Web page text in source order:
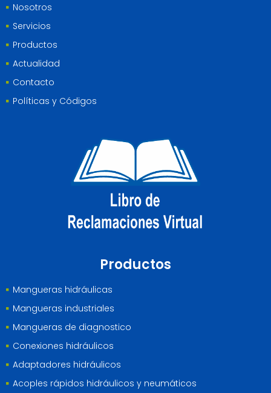
Nosotros
Servicios
Productos
Actualidad
Contacto
Políticas y Códigos
Productos
Mangueras hidráulicas
Mangueras industriales
Mangueras de diagnostico
Conexiones hidráulicos
Adaptadores hidráulicos
Acoples rápidos hidráulicos y neumáticos